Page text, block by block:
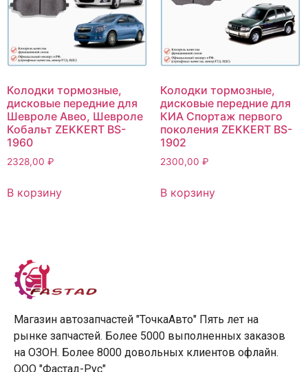
Колодки тормозные,
дисковые передние для
Шевроле Авео, Шевроле
Кобальт ZEKKERT BS-
1960
2328,00 ₽
В корзину
Колодки тормозные,
дисковые передние для
КИА Спортаж первого
поколения ZEKKERT BS-
1902
2300,00 ₽
В корзину
Магазин автозапчастей "ТочкаАвто" Пять лет на
рынке запчастей. Более 5000 выполненных заказов
на ОЗОН. Более 8000 довольных клиентов офлайн.
ООО "Фастад-Рус"